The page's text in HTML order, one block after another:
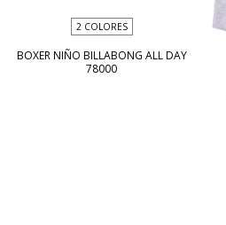
2 COLORES
BOXER NIÑO BILLABONG ALL DAY
78000